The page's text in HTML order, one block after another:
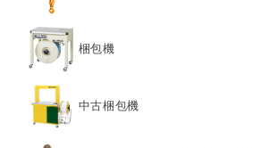
梱包機
中古梱包機